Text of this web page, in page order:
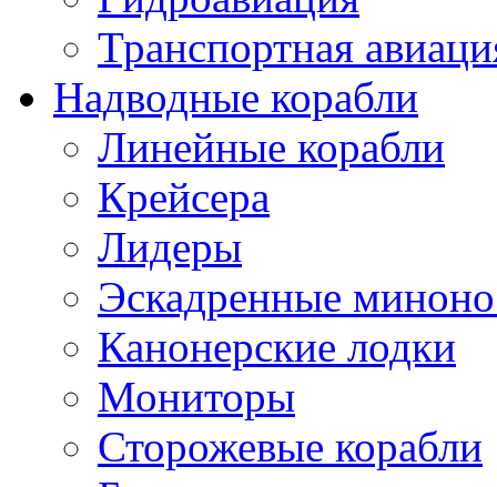
Транспортная
Надводные корабли
Линейные корабли
Крейсера
Лидеры
Эскадренные
Канонерские лодки
Мониторы
Сторожевые корабли